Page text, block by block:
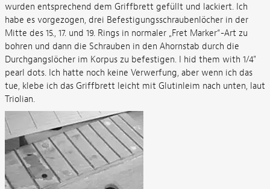
wurden entsprechend dem Griffbrett gefüllt und lackiert. Ich
habe es vorgezogen, drei Befestigungsschraubenlöcher in der
Mitte des 15., 17. und 19. Rings in normaler „Fret Marker“-Art zu
bohren und dann die Schrauben in den Ahornstab durch die
Durchgangslöcher im Korpus zu befestigen. I hid them with 1/4"
pearl dots. Ich hatte noch keine Verwerfung, aber wenn ich das
tue, klebe ich das Griffbrett leicht mit Glutinleim nach unten, laut
Triolian.